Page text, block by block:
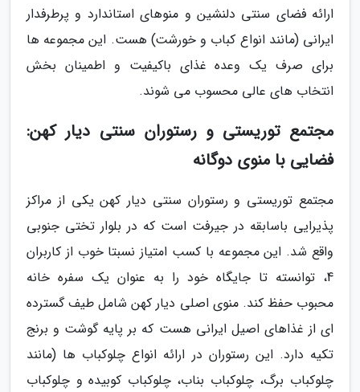
ارائه فضای سنتی دلنشین و منوهای استاندارد و پرطرفدار
ایرانی (مانند انواع کباب و خورشت) هست. این مجموعه ها
برای صرف یک وعده غذای باکیفیت و اطمینان بخش
انتخاب های عالی محسوب می شوند.
مجتمع توریستی و رستوران سنتی دیار کهن:
فضایی با منوی دوگانه
مجتمع توریستی و رستوران سنتی دیار کهن یکی از مراکز
پذیرایی باسابقه در جیرفت است که در بلوار تختی جنوبی
واقع شد. این مجموعه با کسب امتیاز نسبتا خوب از کاربران
4، توانسته تا جایگاه خود را به عنوان یک سفره خانه
محبوب حفظ کند. منوی اصلی دیار کهن شامل طیف گسترده
ای از غذاهای اصیل ایرانی هست که بر پایه گوشت و برنج
تکیه دارد. این رستوران در ارائه انواع چلوکباب ها (مانند
چلوکباب برگ، چلوکباب بناب، چلوکباب کوبیده و چلوکباب